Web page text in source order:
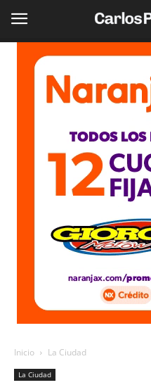
Inicio La Ciudad
La Ciudad